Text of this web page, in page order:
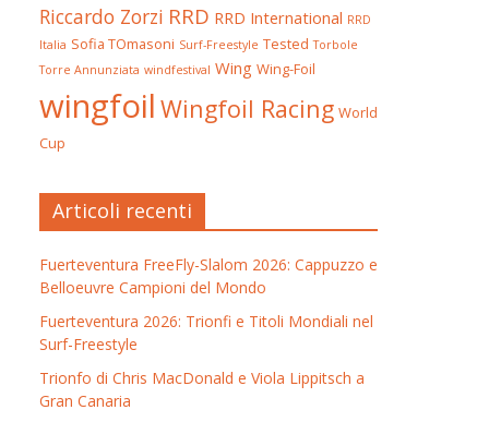
Riccardo Zorzi RRD RRD International RRD
Italia Sofia TOmasoni Surf-Freestyle Tested Torbole
Torre Annunziata windfestival Wing Wing-Foil
wingfoil Wingfoil Racing World
Cup
Articoli recenti
Fuerteventura FreeFly-Slalom 2026: Cappuzzo e
Belloeuvre Campioni del Mondo
Fuerteventura 2026: Trionfi e Titoli Mondiali nel
Surf-Freestyle
Trionfo di Chris MacDonald e Viola Lippitsch a
Gran Canaria